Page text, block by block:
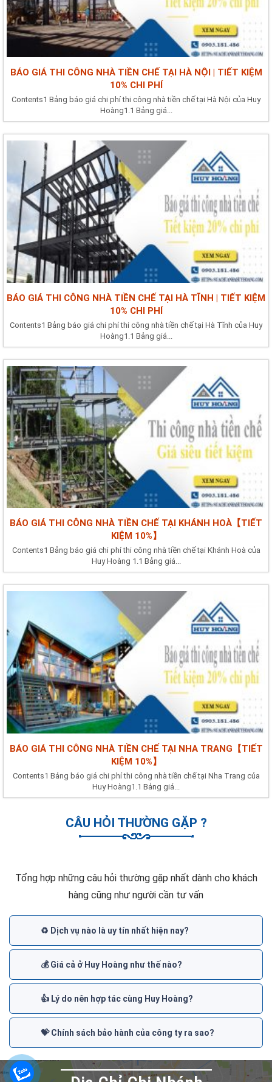
BÁO GIÁ THI CÔNG NHÀ TIỀN CHẾ TẠI HÀ NỘI | TIẾT KIỆM
10% CHI PHÍ
Contents1 Bảng báo giá chi phí thi công nhà tiền chế tại Hà Nội của Huy
Hoàng1.1 Bảng giá...
BÁO GIÁ THI CÔNG NHÀ TIỀN CHẾ TẠI HÀ TĨNH | TIẾT KIỆM
10% CHI PHÍ
Contents1 Bảng báo giá chi phí thi công nhà tiền chế tại Hà Tĩnh của Huy
Hoàng1.1 Bảng giá...
BÁO GIÁ THI CÔNG NHÀ TIỀN CHẾ TẠI KHÁNH HOÀ【TIẾT
KIỆM 10%】
Contents1 Bảng báo giá chi phí thi công nhà tiền chế tại Khánh Hoà của
Huy Hoàng 1.1 Bảng giá...
BÁO GIÁ THI CÔNG NHÀ TIỀN CHẾ TẠI NHA TRANG【TIẾT
KIỆM 10%】
Contents1 Bảng báo giá chi phí thi công nhà tiền chế tại Nha Trang của
Huy Hoàng1.1 Bảng giá...
CÂU HỎI THƯỜNG GẶP ?
Tổng hợp những câu hỏi thường gặp nhất dành cho khách
hàng cũng như người cần tư vấn
♻️ Dịch vụ nào là uy tín nhất hiện nay?
💰 Giá cả ở Huy Hoàng như thế nào?
👍 Lý do nên hợp tác cùng Huy Hoàng?
💝 Chính sách bảo hành của công ty ra sao?